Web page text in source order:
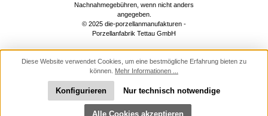
Nachnahmegebühren, wenn nicht anders
angegeben.
© 2025 die-porzellanmanufakturen -
Porzellanfabrik Tettau GmbH
Werkzeugleiste anzeigen
Diese Website verwendet Cookies, um eine bestmögliche Erfahrung bieten zu
können. Mehr Informationen ...
Nur technisch notwendige
Konfigurieren
Alle Cookies akzeptieren